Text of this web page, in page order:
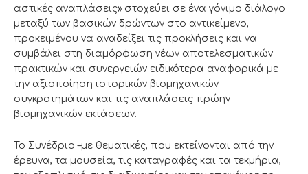
αστικές αναπλάσεις» στοχεύει σε ένα γόνιμο διάλογο
μεταξύ των βασικών δρώντων στο αντικείμενο,
προκειμένου να αναδείξει τις προκλήσεις και να
συμβάλει στη διαμόρφωση νέων αποτελεσματικών
πρακτικών και συνεργειών ειδικότερα αναφορικά με
την αξιοποίηση ιστορικών βιομηχανικών
συγκροτημάτων και τις αναπλάσεις πρώην
βιομηχανικών εκτάσεων.
Το Συνέδριο –με θεματικές, που εκτείνονται από την
έρευνα, τα μουσεία, τις καταγραφές και τα τεκμήρια,